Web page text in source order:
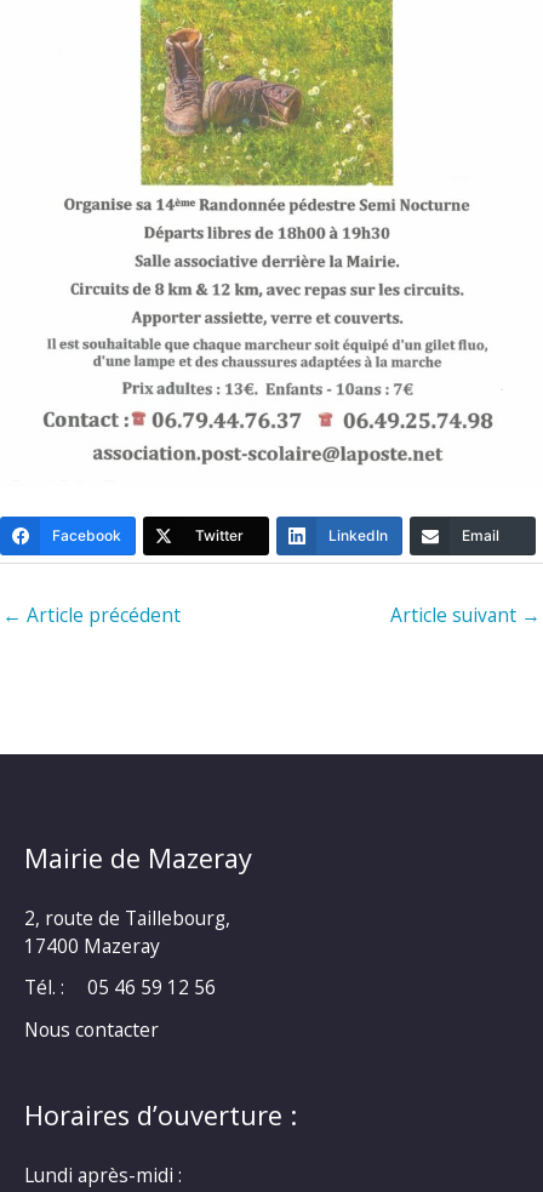
Facebook Twitter LinkedIn Email
← Article précédent Article suivant →
Mairie de Mazeray
2, route de Taillebourg,
17400 Mazeray
Tél. :
05 46 59 12 56
Nous contacter
Horaires d’ouverture :
Lundi après-midi :